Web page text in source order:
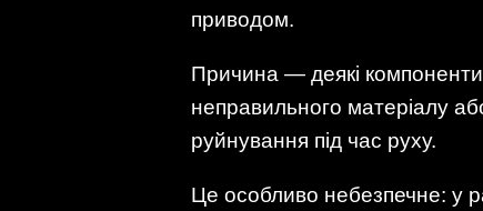
приводом.
Причина — деякі компоненти
неправильного матеріалу
руйнування під час руху.
Це особливо небезпечне: у